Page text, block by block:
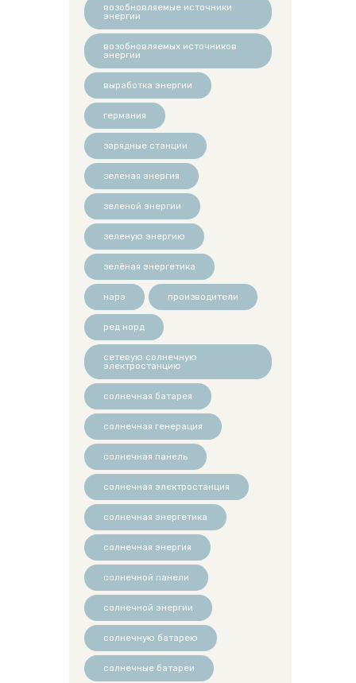
возобновляемые источники
энергии
возобновляемых источников
энергии
выработка энергии
германия
зарядные станции
зеленая энергия
зеленой энергии
зеленую энергию
зелёная энергетика
нарэ производители
ред норд
сетевую солнечную
электростанцию
солнечная батарея
солнечная генерация
солнечная панель
солнечная электростанция
солнечная энергетика
солнечная энергия
солнечной панели
солнечной энергии
солнечную батарею
солнечные батареи